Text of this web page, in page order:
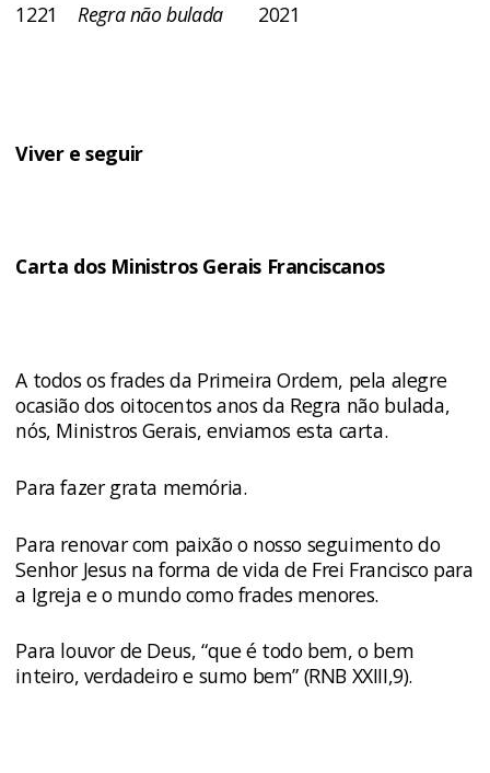
1221Regra não bulada2021
Viver e seguir
Carta dos Ministros Gerais Franciscanos
A todos os frades da Primeira Ordem, pela alegre
ocasião dos oitocentos anos da Regra não bulada,
nós, Ministros Gerais, enviamos esta carta.
Para fazer grata memória.
Para renovar com paixão o nosso seguimento do
Senhor Jesus na forma de vida de Frei Francisco para
a Igreja e o mundo como frades menores.
Para louvor de Deus, “que é todo bem, o bem
inteiro, verdadeiro e sumo bem” (RNB XXIII,9).